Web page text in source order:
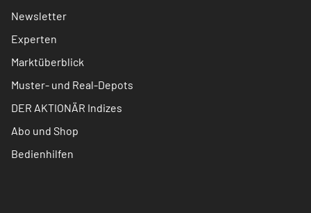
Newsletter
Experten
Marktüberblick
Muster- und Real-Depots
DER AKTIONÄR Indizes
Abo und Shop
Bedienhilfen